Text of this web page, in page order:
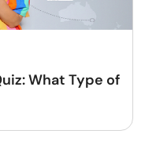
What Type of